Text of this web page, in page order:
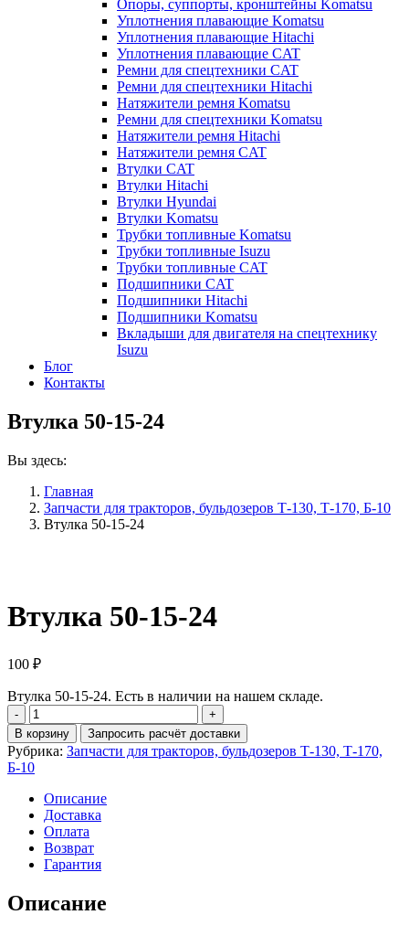
Опоры, суппорты, кронштейны Komatsu
Уплотнения плавающие Komatsu
Уплотнения плавающие Hitachi
Уплотнения плавающие CAT
Ремни для спецтехники CAT
Ремни для спецтехники Hitachi
Натяжители ремня Komatsu
Ремни для спецтехники Komatsu
Натяжители ремня Hitachi
Натяжители ремня CAT
Втулки CAT
Втулки Hitachi
Втулки Hyundai
Втулки Komatsu
Трубки топливные Komatsu
Трубки топливные Isuzu
Трубки топливные CAT
Подшипники CAT
Подшипники Hitachi
Подшипники Komatsu
Вкладыши для двигателя на спецтехнику
Isuzu
Блог
Контакты
Втулка 50-15-24
Вы здесь:
Главная
Запчасти для тракторов, бульдозеров Т-130, Т-170, Б-10
Втулка 50-15-24
Втулка 50-15-24
100 ₽
Втулка 50-15-24. Есть в наличии на нашем складе.
Количество
Втулка
50-
15-
24
В корзину Запросить расчёт доставки
Рубрика: Запчасти для тракторов, бульдозеров Т-130, Т-170,
Б-10
Описание
Доставка
Оплата
Возврат
Гарантия
Описание